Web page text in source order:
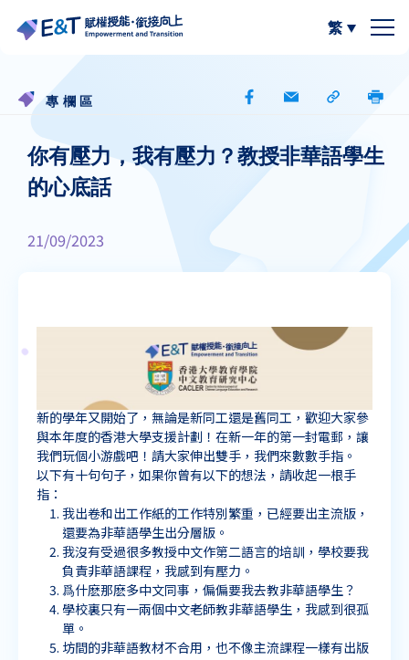
計劃內容
計劃成員
計劃活動與發展
關於比賽
2024-25
資源區
W.I.S.E【以寫帶讀】
寫作教學資源
聆聽教學資源
説話教學資源
繁
專欄區
你有壓力，我有壓力？教授非華語學生
的心底話
21/09/2023
新的學年又開始了，無論是新同工還是舊同工，歡迎大家參
與本年度的香港大學支援計劃！在新一年的第一封電郵，讓
我們玩個小游戲吧！請大家伸出雙手，我們來數數手指。
以下有十句句子，如果你曾有以下的想法，請收起一根手
指：
我出卷和出工作紙的工作特別繁重，已經要出主流版，
還要為非華語學生出分層版。
我沒有受過很多教授中文作第二語言的培訓，學校要我
負責非華語課程，我感到有壓力。
爲什麽那麽多中文同事，偏偏要我去教非華語學生？
學校裏只有一兩個中文老師教非華語學生，我感到很孤
單。
坊間的非華語教材不合用，也不像主流課程一樣有出版